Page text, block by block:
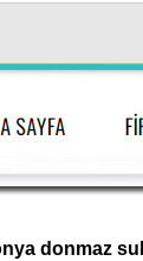
donmaz